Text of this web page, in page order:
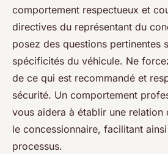
comportement respectueux et
directives du représentant du
posez des questions pertinentes
spécificités du véhicule. Ne
de ce qui est recommandé et
sécurité. Un comportement
vous aidera à établir une relation
le concessionnaire, facilitant ainsi
processus.